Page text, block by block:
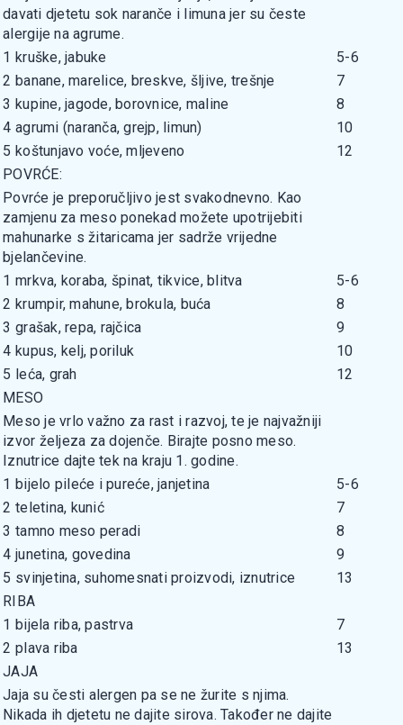
davati djetetu sok naranče i limuna jer su česte
alergije na agrume.
1 kruške, jabuke
5-6
2 banane, marelice, breskve, šljive, trešnje
7
3 kupine, jagode, borovnice, maline
8
4 agrumi (naranča, grejp, limun)
10
5 koštunjavo voće, mljeveno
12
POVRĆE:
Povrće je preporučljivo jest svakodnevno. Kao
zamjenu za meso ponekad možete upotrijebiti
mahunarke s žitaricama jer sadrže vrijedne
bjelančevine.
1 mrkva, koraba, špinat, tikvice, blitva
5-6
2 krumpir, mahune, brokula, buća
8
3 grašak, repa, rajčica
9
4 kupus, kelj, poriluk
10
5 leća, grah
12
MESO
Meso je vrlo važno za rast i razvoj, te je najvažniji
izvor željeza za dojenče. Birajte posno meso.
Iznutrice dajte tek na kraju 1. godine.
1 bijelo pileće i pureće, janjetina
5-6
2 teletina, kunić
7
3 tamno meso peradi
8
4 junetina, govedina
9
5 svinjetina, suhomesnati proizvodi, iznutrice
13
RIBA
1 bijela riba, pastrva
7
2 plava riba
13
JAJA
Jaja su česti alergen pa se ne žurite s njima.
Nikada ih djetetu ne dajite sirova. Također ne dajite